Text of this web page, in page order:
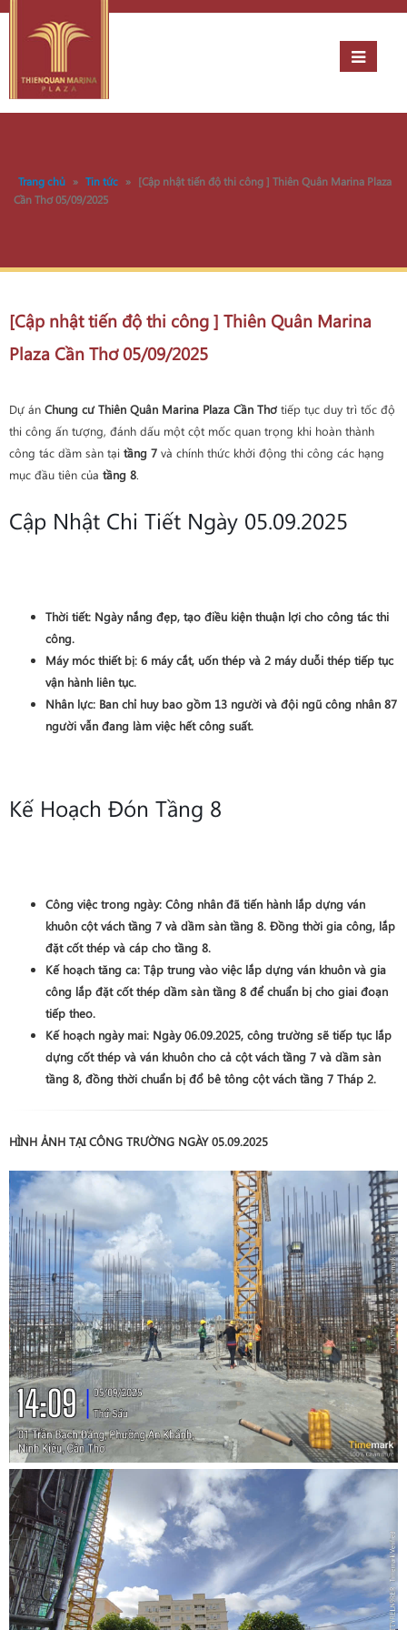
Trang chủ » Tin tức » [Cập nhật tiến độ thi công ] Thiên Quân Marina Plaza
Cần Thơ 05/09/2025
[Cập nhật tiến độ thi công ] Thiên Quân Marina
Plaza Cần Thơ 05/09/2025
Dự án Chung cư Thiên Quân Marina Plaza Cần Thơ tiếp tục duy trì tốc độ
thi công ấn tượng, đánh dấu một cột mốc quan trọng khi hoàn thành
công tác dầm sàn tại tầng 7 và chính thức khởi động thi công các hạng
mục đầu tiên của tầng 8.
Cập Nhật Chi Tiết Ngày 05.09.2025
Thời tiết: Ngày nắng đẹp, tạo điều kiện thuận lợi cho công tác thi
công.
Máy móc thiết bị: 6 máy cắt, uốn thép và 2 máy duỗi thép tiếp tục
vận hành liên tục.
Nhân lực: Ban chỉ huy bao gồm 13 người và đội ngũ công nhân 87
người vẫn đang làm việc hết công suất.
Kế Hoạch Đón Tầng 8
Công việc trong ngày: Công nhân đã tiến hành lắp dựng ván
khuôn cột vách tầng 7 và dầm sàn tầng 8. Đồng thời gia công, lắp
đặt cốt thép và cáp cho tầng 8.
Kế hoạch tăng ca: Tập trung vào việc lắp dựng ván khuôn và gia
công lắp đặt cốt thép dầm sàn tầng 8 để chuẩn bị cho giai đoạn
tiếp theo.
Kế hoạch ngày mai: Ngày 06.09.2025, công trường sẽ tiếp tục lắp
dựng cốt thép và ván khuôn cho cả cột vách tầng 7 và dầm sàn
tầng 8, đồng thời chuẩn bị đổ bê tông cột vách tầng 7 Tháp 2.
HÌNH ẢNH TẠI CÔNG TRƯỜNG NGÀY 05.09.2025